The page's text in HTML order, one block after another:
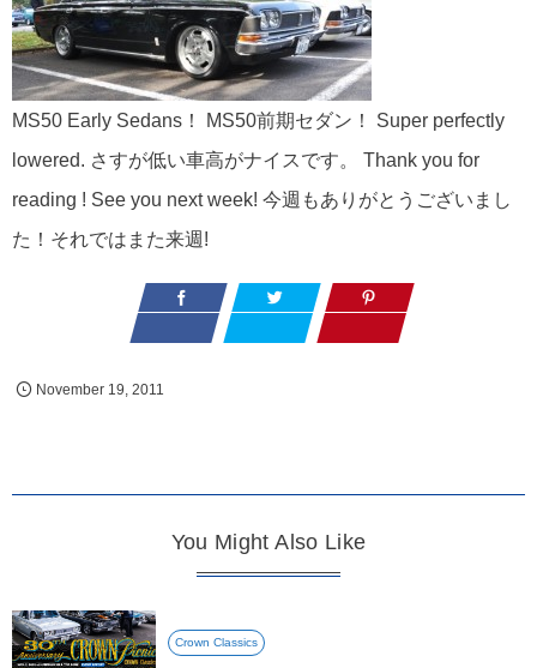
MS50 Early Sedans！ MS50前期セダン！ Super perfectly
lowered. さすが低い車高がナイスです。 Thank you for
reading ! See you next week! 今週もありがとうございまし
た！それではまた来週!
November 19, 2011
You Might Also Like
Crown Classics